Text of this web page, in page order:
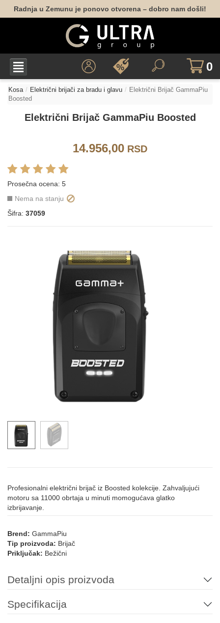
Radnja u Zemunu je ponovo otvorena – dobro nam došli!
0
Kosa Električni brijači za bradu i glavu
Električni Brijač GammaPiu
Boosted
Električni Brijač GammaPiu Boosted
14.956,00 RSD
Prosečna ocena: 5
Nema na stanju
Šifra: 37059
Profesionalni električni brijač iz Boosted kolekcije. Zahvaljujući
motoru sa 11000 obrtaja u minuti momogućava glatko
izbrijavanje.
Brend: GammaPiu
Tip proizvoda: Brijač
Priključak: Bežični
Detaljni opis proizvoda
Specifikacija